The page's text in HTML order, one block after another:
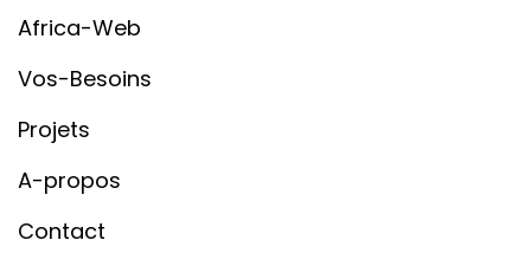
Africa-Web
Vos-Besoins
Projets
A-propos
Contact